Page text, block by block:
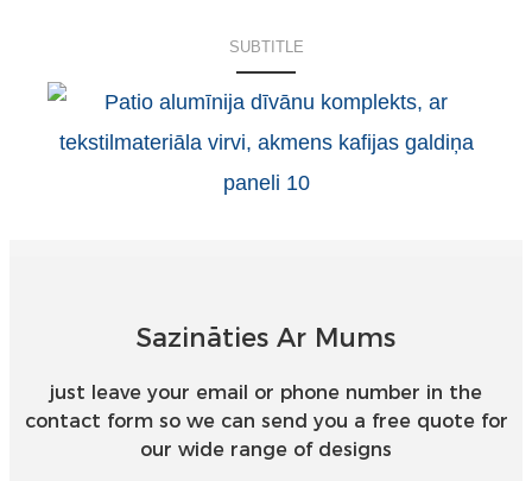
SUBTITLE
Sazināties Ar Mums
just leave your email or phone number in the
contact form so we can send you a free quote for
our wide range of designs